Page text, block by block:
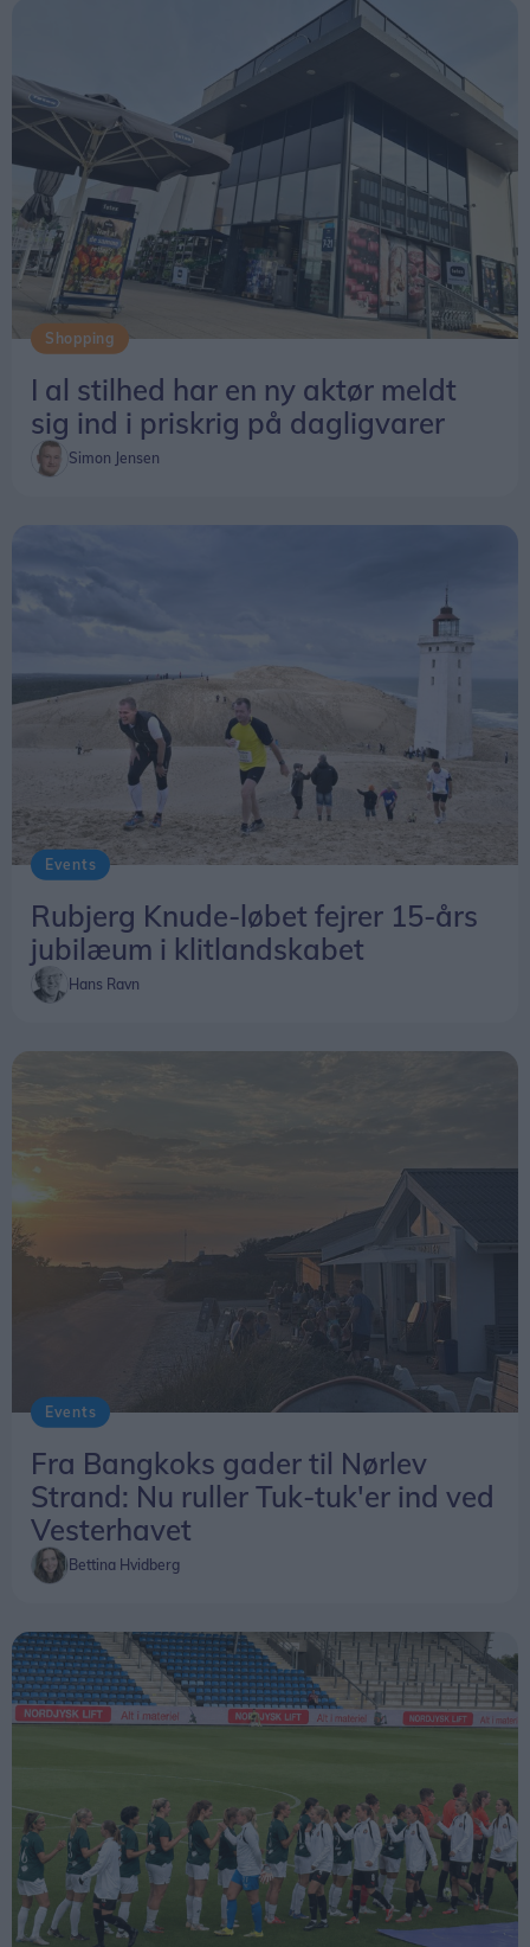
Shopping
I al stilhed har en ny aktør meldt
sig ind i priskrig på dagligvarer
Simon Jensen
Events
Rubjerg Knude-løbet fejrer 15-års
jubilæum i klitlandskabet
Hans Ravn
Events
Fra Bangkoks gader til Nørlev
Strand: Nu ruller Tuk-tuk'er ind ved
Vesterhavet
Bettina Hvidberg